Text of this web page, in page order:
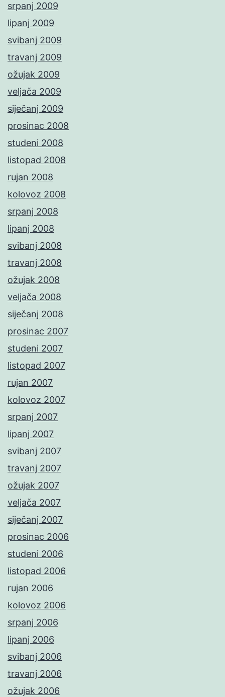
srpanj 2009
lipanj 2009
svibanj 2009
travanj 2009
ožujak 2009
veljača 2009
siječanj 2009
prosinac 2008
studeni 2008
listopad 2008
rujan 2008
kolovoz 2008
srpanj 2008
lipanj 2008
svibanj 2008
travanj 2008
ožujak 2008
veljača 2008
siječanj 2008
prosinac 2007
studeni 2007
listopad 2007
rujan 2007
kolovoz 2007
srpanj 2007
lipanj 2007
svibanj 2007
travanj 2007
ožujak 2007
veljača 2007
siječanj 2007
prosinac 2006
studeni 2006
listopad 2006
rujan 2006
kolovoz 2006
srpanj 2006
lipanj 2006
svibanj 2006
travanj 2006
ožujak 2006